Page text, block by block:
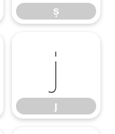
ș
ȷ
ȷ